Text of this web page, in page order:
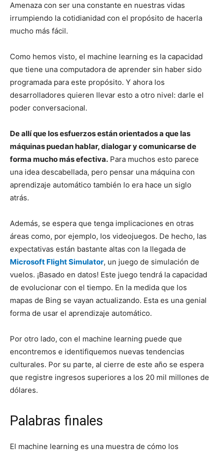
Amenaza con ser una constante en nuestras vidas
irrumpiendo la cotidianidad con el propósito de hacerla
mucho más fácil.
Como hemos visto, el machine learning es la capacidad
que tiene una computadora de aprender sin haber sido
programada para este propósito. Y ahora los
desarrolladores quieren llevar esto a otro nivel: darle el
poder conversacional.
De allí que los esfuerzos están orientados a que las
máquinas puedan hablar, dialogar y comunicarse de
forma mucho más efectiva. Para muchos esto parece
una idea descabellada, pero pensar una máquina con
aprendizaje automático también lo era hace un siglo
atrás.
Además, se espera que tenga implicaciones en otras
áreas como, por ejemplo, los videojuegos. De hecho, las
expectativas están bastante altas con la llegada de
Microsoft Flight Simulator, un juego de simulación de
vuelos. ¡Basado en datos! Este juego tendrá la capacidad
de evolucionar con el tiempo. En la medida que los
mapas de Bing se vayan actualizando. Esta es una genial
forma de usar el aprendizaje automático.
Por otro lado, con el machine learning puede que
encontremos e identifiquemos nuevas tendencias
culturales. Por su parte, al cierre de este año se espera
que registre ingresos superiores a los 20 mil millones de
dólares.
Palabras finales
El machine learning es una muestra de cómo los